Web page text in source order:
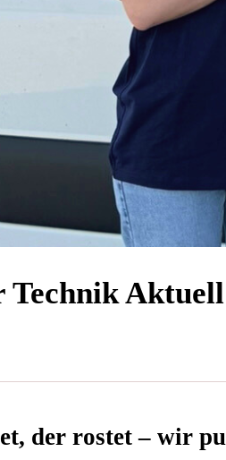
Technik Aktuell
der rostet – wir